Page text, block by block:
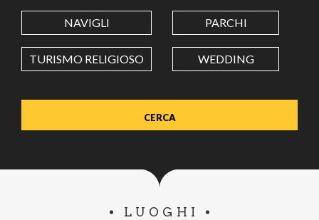
LONGITUDINE
Value in decimal degrees. Use dot (.) as decimal separator.
NAVIGLI PARCHI
TURISMO RELIGIOSO WEDDING
LUOGHI